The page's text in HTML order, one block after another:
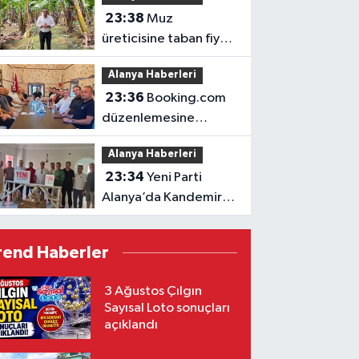
23:38 Muz
üreticisine taban fiyat
müjdesi
Alanya Haberleri
23:36
düzenlemesine
ALTİD’den destek
Alanya Haberleri
23:34 Yeni Parti
Alanya’da Kandemir’le
yola çıktı
Haberler
3 Ağustos Çılgın
Sayısal Loto sonuçları
açıklandı